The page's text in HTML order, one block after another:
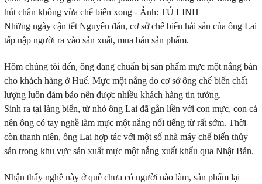
hút chân không vừa chế biến xong - Ảnh: TÚ LINH
Những ngày cận tết Nguyên đán, cơ sở chế biến hải sản của ông Lai
tấp nập người ra vào sản xuất, mua bán sản phẩm.
Hôm chúng tôi đến, ông đang chuẩn bị sản phẩm mực một nắng bán
cho khách hàng ở Huế. Mực một nắng do cơ sở ông chế biến chất
lượng luôn đảm bảo nên được nhiều khách hàng tin tưởng.
Sinh ra tại làng biển, từ nhỏ ông Lai đã gắn liền với con mực, con cá
nên ông có tay nghề làm mực một nắng nổi tiếng từ rất sớm. Thời
còn thanh niên, ông Lai hợp tác với một số nhà máy chế biến thủy
sản trong khu vực sản xuất mực một nắng xuất khẩu qua Nhật Bản.
Nhận thấy nghề này ở quê chưa có người nào làm, sản phẩm lại